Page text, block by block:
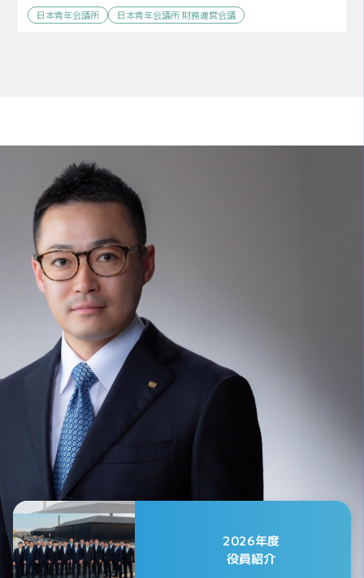
日本青年会議所 日本青年会議所 財務運営会議
2026年度
役員紹介